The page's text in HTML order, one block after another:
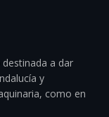
destinada a dar
y
como en